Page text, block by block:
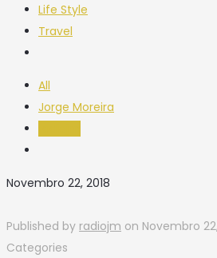
Life Style
Travel
All
Jorge Moreira
Novembro 22, 2018
Published by radiojm on Novembro
Categories